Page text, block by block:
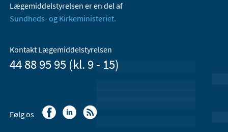
Lægemiddelstyrelsen er en del af
Sundheds- og Kirkeministeriet.
Kontakt Lægemiddelstyrelsen
44 88 95 95 (kl. 9 - 15)
Følg os